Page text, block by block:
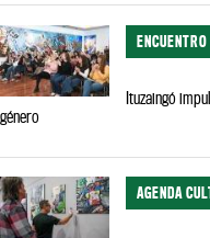
ENCUENTRO
Ituzaingó
género
AGENDA